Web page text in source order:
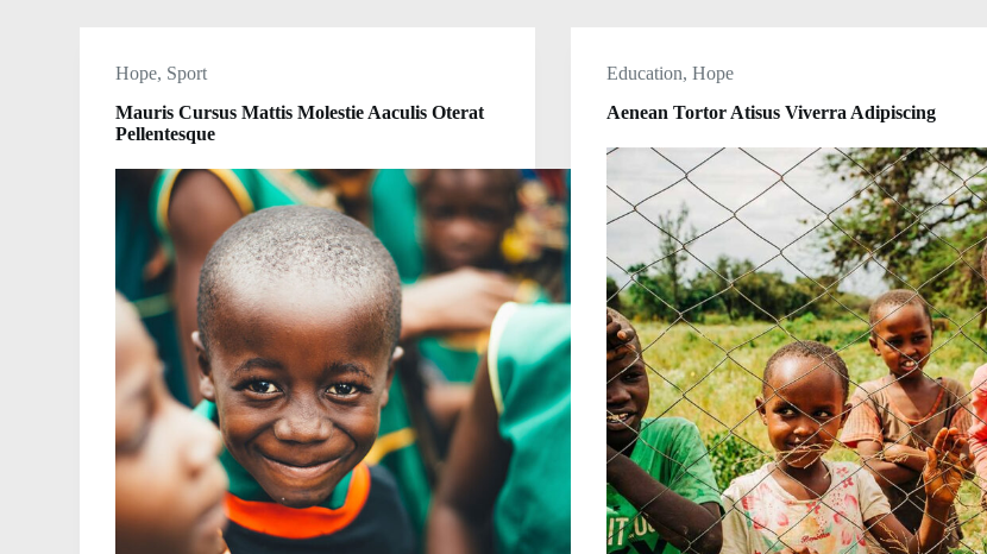
Hope, Sport
Mauris Cursus Mattis Molestie Aaculis Oterat
Pellentesque
Education,Hope
Aenean Tortor Atisus Viverra Adipiscing